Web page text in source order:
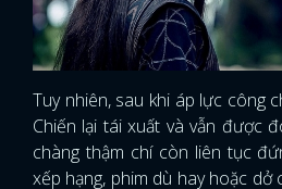
Tuy nhiên, sau khi áp lực công
Chiến lại tái xuất và vẫn được
chàng thậm chí còn liên tục
xếp hạng, phim dù hay hoặc